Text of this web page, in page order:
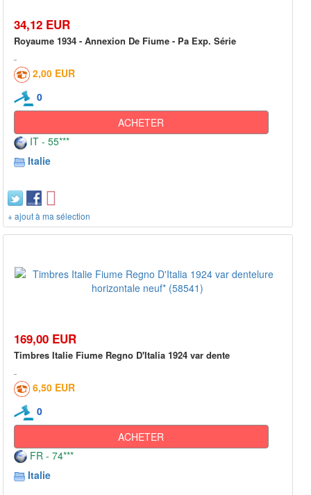
34,12 EUR
Royaume 1934 - Annexion De Fiume - Pa Exp. Série
2,00 EUR
0
ACHETER
IT - 55***
Italie
+ ajout à ma sélection
169,00 EUR
Timbres Italie Fiume Regno D'Italia 1924 var dente
6,50 EUR
0
ACHETER
FR - 74***
Italie